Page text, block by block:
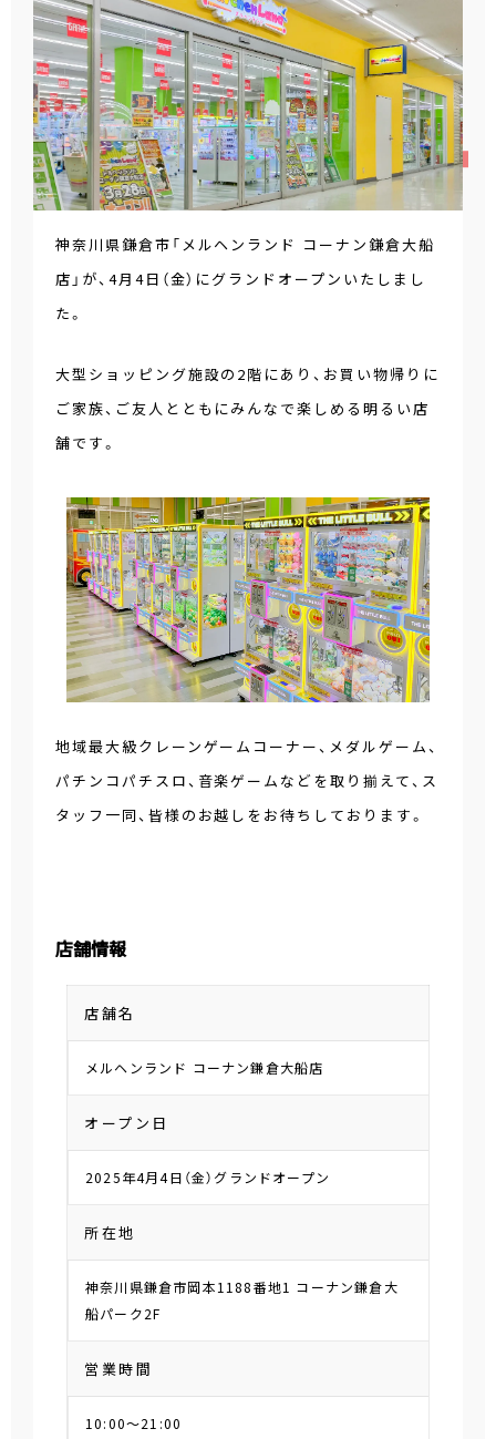
神奈川県鎌倉市「メルヘンランド コーナン鎌倉大船
店」が、4月4日（金）にグランドオープンいたしまし
た。
大型ショッピング施設の2階にあり、お買い物帰りに
ご家族、ご友人とともにみんなで楽しめる明るい店
舗です。
地域最大級クレーンゲームコーナー、メダルゲーム、
パチンコパチスロ、音楽ゲームなどを取り揃えて、ス
タッフ一同、皆様のお越しをお待ちしております。
店舗情報
店舗名
メルヘンランド コーナン鎌倉大船店
オープン日
2025年4月4日（金）グランドオープン
所在地
神奈川県鎌倉市岡本1188番地1 コーナン鎌倉大
船パーク2F
営業時間
10:00～21:00